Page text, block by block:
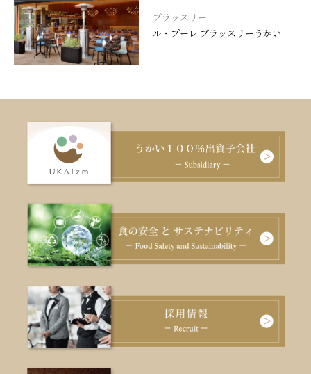
ブラッスリー
ル・プーレ ブラッスリーうかい